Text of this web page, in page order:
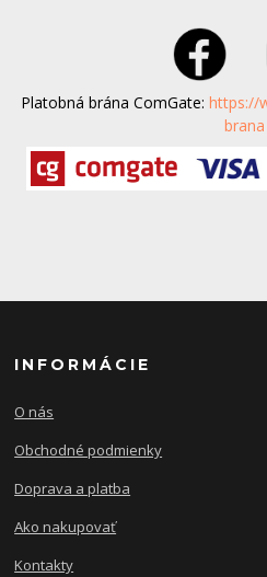
Platobná brána ComGate:https://
brana
INFORMÁCIE
O nás
Obchodné podmienky
Doprava a platba
Ako nakupovať
Kontakty